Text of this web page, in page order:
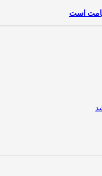
است